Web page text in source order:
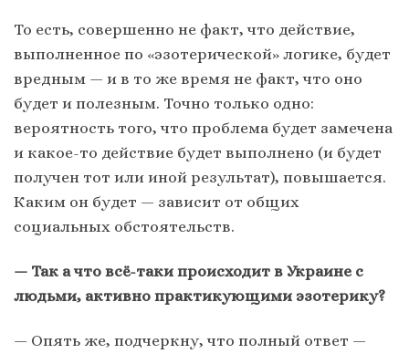
То есть, совершенно не факт, что действие,
выполненное по «эзотерической» логике, будет
вредным — и в то же время не факт, что оно
будет и полезным. Точно только одно:
вероятность того, что проблема будет замечена
и какое-то действие будет выполнено (и будет
получен тот или иной результат), повышается.
Каким он будет — зависит от общих
социальных обстоятельств.
— Так а что всё-таки происходит в Украине с
людьми, активно практикующими эзотерику?
— Опять же, подчеркну, что полный ответ —